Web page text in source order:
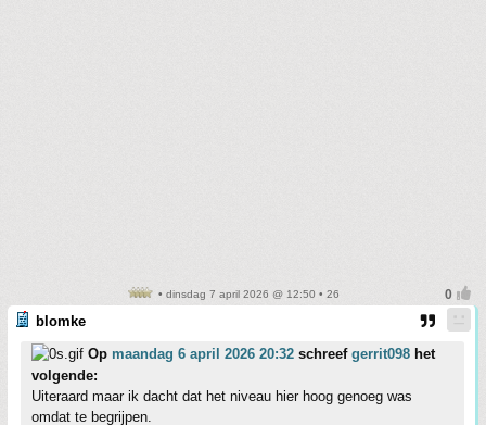
• dinsdag 7 april 2026 @ 12:50 • 26
blomke
Op maandag 6 april 2026 20:32 schreef gerrit098 het
volgende:
Uiteraard maar ik dacht dat het niveau hier hoog genoeg was
omdat te begrijpen.